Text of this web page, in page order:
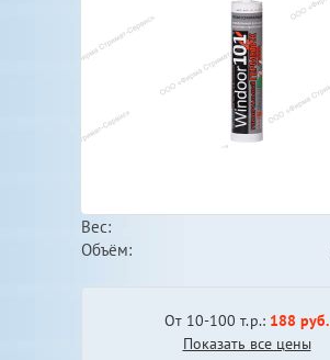
Вес:
Объём:
От 10-100 т.р.: 188 руб.
Показать все цены